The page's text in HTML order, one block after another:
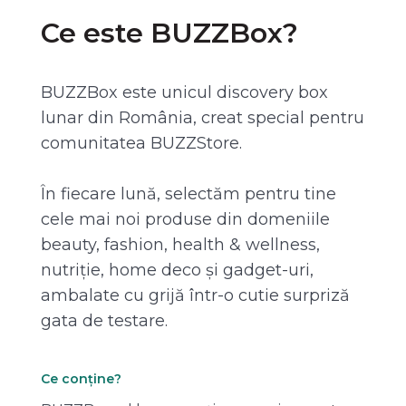
Ce este BUZZBox?
BUZZBox este unicul discovery box
lunar din România, creat special pentru
comunitatea BUZZStore.
În fiecare lună, selectăm pentru tine
cele mai noi produse din domeniile
beauty, fashion, health & wellness,
nutriție, home deco și gadget-uri,
ambalate cu grijă într-o cutie surpriză
gata de testare.
Ce conține?